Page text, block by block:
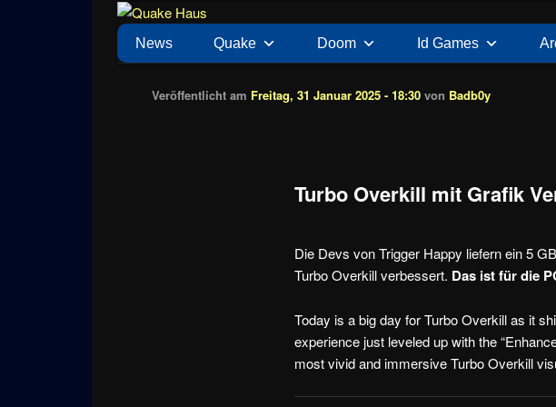
Quake Haus
News zu Quake, Doom, FPS, Arcade
Hauptmenü
News Quake Doom Id Games
Turbo Overkill mit Grafik
Veröffentlicht am Freitag, 31 Januar 2025 - 18:30 von Badb0y
Die Devs von Trigger Happy liefern ein 5
Turbo Overkill verbessert. Das ist für die
Today is a big day for Turbo Overkill as it
experience just leveled up with the
most vivid and immersive Turbo Overkill